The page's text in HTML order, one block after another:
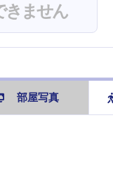
きません
部屋写真